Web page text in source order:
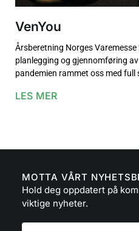
VenYou
Årsberetning Norges
planlegging og gjennomføring
pandemien rammet oss med full
LES MER
MOTTA VÅRT
Hold deg oppdatert på
viktige nyheter.